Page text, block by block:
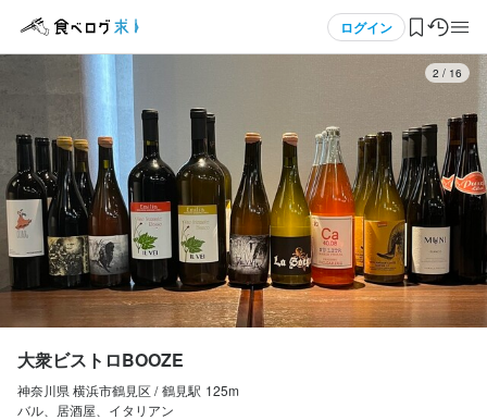
ログイン
ログイン・無料会員登録
食べログ求人TOP
求人検索
マイページ管理
気になる求人
3 / 16
大衆ビストロBOOZE
神奈川県 横浜市鶴見区 / 鶴見駅 125m
バル、居酒屋、イタリアン
応募画面へ進む